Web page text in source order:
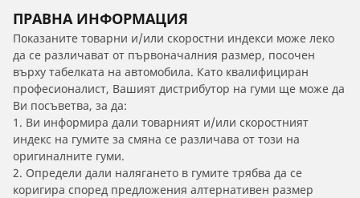
ПРАВНА ИНФОРМАЦИЯ
Показаните товарни и/или скоростни индекси може леко
да се различават от първоначалния размер, посочен
върху табелката на автомобила. Като квалифициран
професионалист, Вашият дистрибутор на гуми ще може да
Ви посъветва, за да:
1. Ви информира дали товарният и/или скоростният
индекс на гумите за смяна се различава от този на
оригиналните гуми.
2. Определи дали налягането в гумите трябва да се
коригира според предложения алтернативен размер